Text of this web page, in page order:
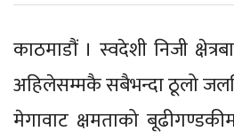
काठमाडौं । स्वदेशी निजी
अहिलेसम्मकै सबैभन्दा ठूलो
मेगावाट क्षमताको